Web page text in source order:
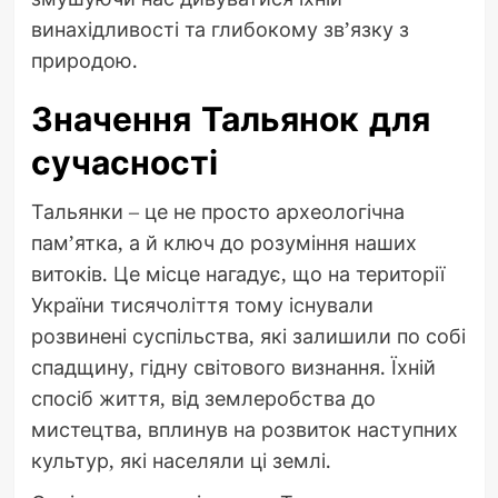
винахідливості та глибокому зв’язку з
природою.
Значення Тальянок для
сучасності
Тальянки – це не просто археологічна
пам’ятка, а й ключ до розуміння наших
витоків. Це місце нагадує, що на території
України тисячоліття тому існували
розвинені суспільства, які залишили по собі
спадщину, гідну світового визнання. Їхній
спосіб життя, від землеробства до
мистецтва, вплинув на розвиток наступних
культур, які населяли ці землі.